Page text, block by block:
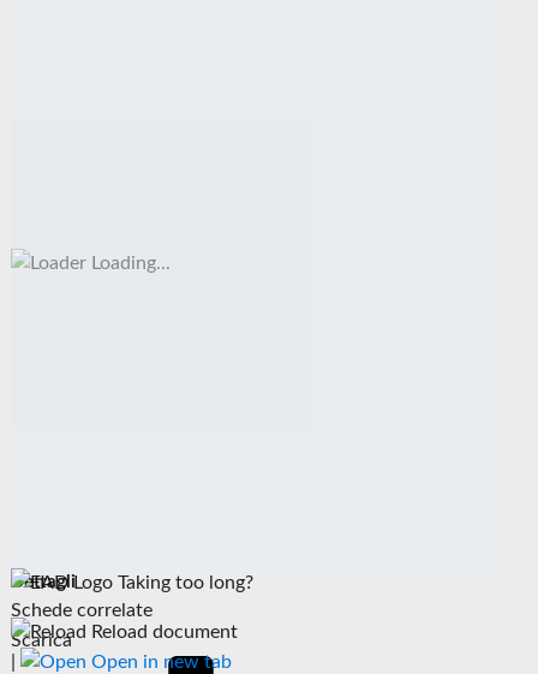
Loading...
Taking too long?
Reload document
Open in new tab
Dettagli
Schede correlate
Scarica